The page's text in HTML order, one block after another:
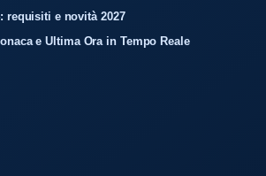
requisiti e novità 2027
e Ultima Ora in Tempo Reale